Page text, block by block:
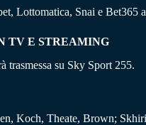
Lottomatica, Snai e Bet365
TV E STREAMING
trasmessa su Sky Sport 255.
Koch, Theate, Brown;